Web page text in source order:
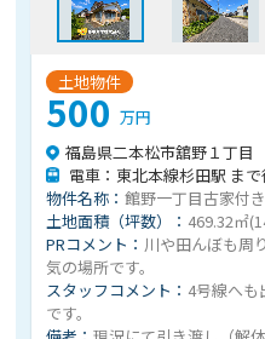
土地物件
500万円
福島県二本松市舘野１丁目
電車：東北本線杉田駅 ま
物件名称：館野一丁目古家付
土地面積（坪数）： 469.32㎡
PRコメント： 川や田んぼも周
気の場所です。
スタッフコメント： 4号線へも
です。